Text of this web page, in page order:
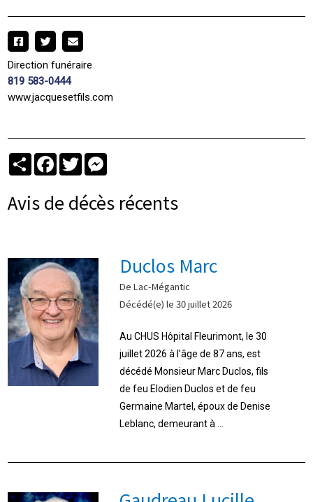
Direction funéraire
819 583-0444
www.jacquesetfils.com
PartagerFacebook
Twitter
Avis de décès récents
Duclos Marc
De Lac-Mégantic
Décédé(e) le 30 juillet 2026
Au CHUS Hôpital Fleurimont, le 30
juillet 2026 à l’âge de 87 ans, est
décédé Monsieur Marc Duclos, fils
de feu Elodien Duclos et de feu
Germaine Martel, époux de Denise
Leblanc, demeurant à ...